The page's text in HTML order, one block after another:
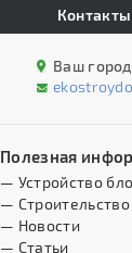
Контакты
Ваш
Полезная
— Устройство
—
— Новости
— Статьи